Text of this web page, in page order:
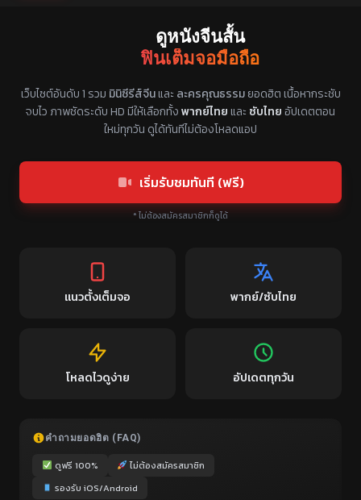
ดูหนังจีนสั้น
ฟินเต็มจอมือถือ
แหล่งรวมซีรี่ย์จีนแนวตั้ง พากย์ไทย ซับไทย
เว็บไซต์อันดับ 1 รวม มินิซีรีส์จีนและ ละครคุณธรรมยอดฮิต เนื้อหากระชับ
จบไว ภาพชัดระดับ HD มีให้เลือกทั้งพากย์ไทยและ ซับไทยอัปเดตตอน
ใหม่ทุกวัน ดูได้ทันทีไม่ต้องโหลดแอป
เริ่มรับชมทันที (ฟรี)
* ไม่ต้องสมัครสมาชิกก็ดูได้
แนวตั้งเต็มจอ พากย์/ซับไทย
โหลดไวดูง่าย อัปเดตทุกวัน
คำถามยอดฮิต (FAQ)
ดูฟรี 100%
ไม่ต้องสมัครสมาชิก
รองรับ iOS/Android